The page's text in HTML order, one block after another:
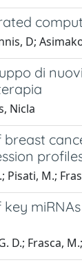
D;
di
Nicla
Pisati, M.;
D.; Frasca,